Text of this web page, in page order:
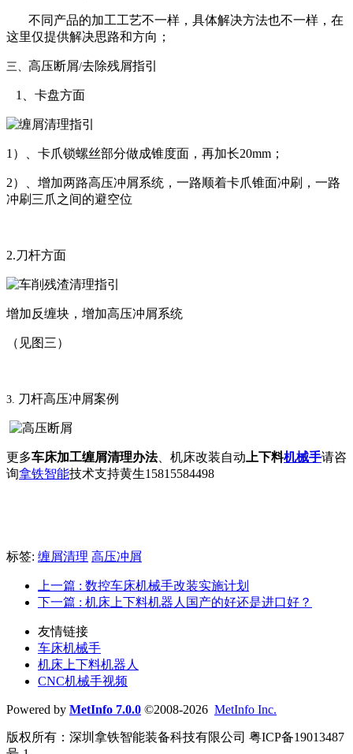
不同产品的加工工艺不一样，具体解决方法也不一样，在
这里仅提供解决思路和方向；
三、 高压断屑/去除残屑指引
1、卡盘方面
1）、卡爪锁螺丝部分做成锥度面， 再加长20mm ；
2）、增加两路高压冲屑系统， 一路顺着卡爪锥面冲刷， 一路
冲刷三爪之间的避空位
2.刀杆方面
增加反缠块， 增加高压冲屑系统
（见图三）
3. 刀杆高压冲屑案例
更多车床加工缠屑清理办法、机床改装自动 上下料机械手请咨
询拿铁智能技术支持黄生15815584498
标签: 缠屑清理 高压冲屑
上一篇 : 数控车床机械手改装实施计划
下一篇 : 机床上下料机器人国产的好还是进口好？
友情链接
车床机械手
机床上下料机器人
CNC机械手视频
Powered by MetInfo 7.0.0 ©2008-2026 MetInfo Inc.
版权所有：深圳拿铁智能装备科技有限公司 粤ICP备19013487